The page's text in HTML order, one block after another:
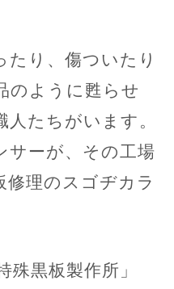
たり、傷ついたり
のように甦らせ
たちがいます。
サーが、その工場
修理のスゴヂカラ
殊黒板製作所」